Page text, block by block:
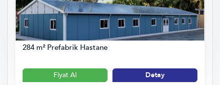
284 m² Prefabrik Hastane
Fiyat Al Detay